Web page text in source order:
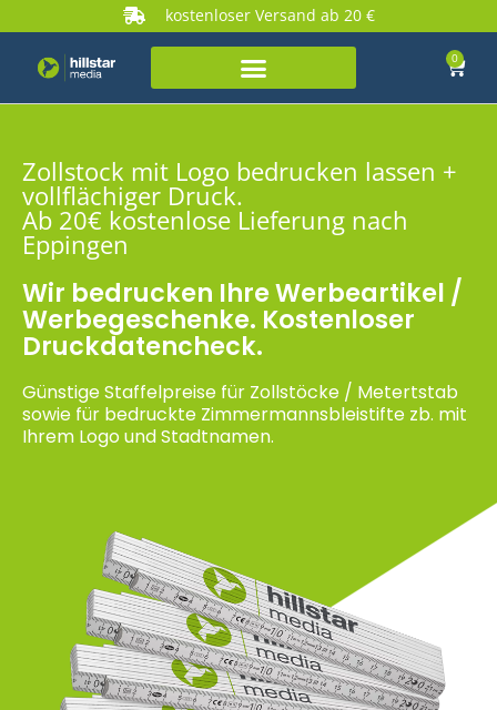
kostenloser Versand ab 20 €
0
Zollstock mit Logo bedrucken lassen +
vollflächiger Druck.
Ab 20€ kostenlose Lieferung nach
Eppingen
Wir bedrucken Ihre Werbeartikel /
Werbegeschenke. Kostenloser
Druckdatencheck.
Günstige Staffelpreise für Zollstöcke / Metertstab
sowie für bedruckte Zimmermannsbleistifte zb. mit
Ihrem Logo und Stadtnamen.